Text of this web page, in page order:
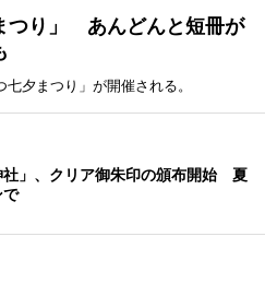
つり」 あんどんと短冊が
夕まつり」が開催される。
社」、クリア御朱印の頒布開始 夏
で